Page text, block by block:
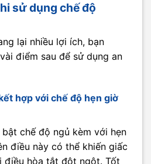
sử dụng chế độ
lại nhiều lợi ích, bạn
điểm sau để sử dụng an
hợp với chế độ hẹn giờ
chế độ ngủ kèm với hẹn
điều này có thể khiến giấc
điều hòa tắt đột ngột. Tốt